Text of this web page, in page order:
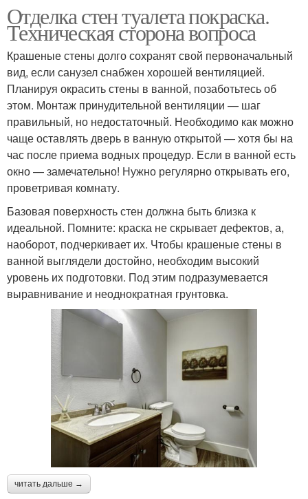
Отделка стен туалета покраска.
Техническая сторона вопроса
Крашеные стены долго сохранят свой первоначальный
вид, если санузел снабжен хорошей вентиляцией.
Планируя окрасить стены в ванной, позаботьтесь об
этом. Монтаж принудительной вентиляции — шаг
правильный, но недостаточный. Необходимо как можно
чаще оставлять дверь в ванную открытой — хотя бы на
час после приема водных процедур. Если в ванной есть
окно — замечательно! Нужно регулярно открывать его,
проветривая комнату.
Базовая поверхность стен должна быть близка к
идеальной. Помните: краска не скрывает дефектов, а,
наоборот, подчеркивает их. Чтобы крашеные стены в
ванной выглядели достойно, необходим высокий
уровень их подготовки. Под этим подразумевается
выравнивание и неоднократная грунтовка.
читать дальше →